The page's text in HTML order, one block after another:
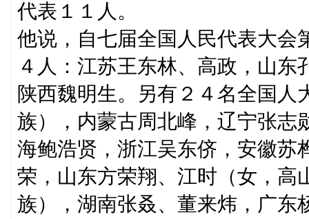
代表１１人。
他说，自七届全国人民代表大会
４人：江苏王东林、高政，山
陕西魏明生。另有２４名全国人
族），内蒙古周北峰，辽宁张志
海鲍浩贤，浙江吴东侪，安徽苏
荣，山东方荣翔、江时（女，高
族），湖南张叒、董来炜，广东